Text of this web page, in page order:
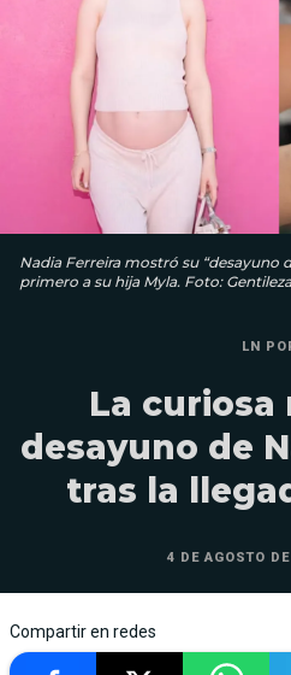
Nadia Ferreira mostró su “desayuno
primero a su hija Myla. Foto: Gentileza
LN
La curiosa
desayuno de
tras la
4 DE AGOSTO
Compartir en redes